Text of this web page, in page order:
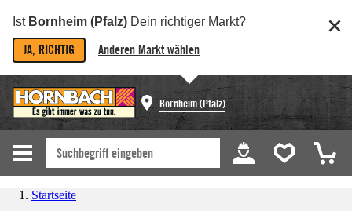
Ist Bornheim (Pfalz) Dein richtiger Markt?
JA, RICHTIG Anderen Markt wählen
Bornheim (Pfalz)
Startseite